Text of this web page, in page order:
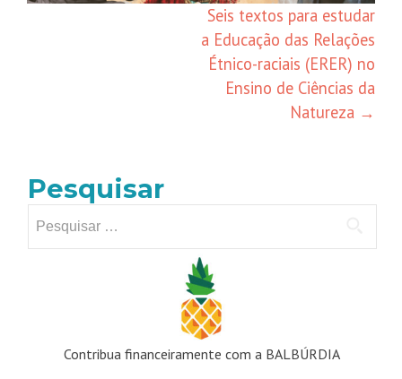
Seis textos para estudar
a Educação das Relações
Étnico-raciais (ERER) no
Ensino de Ciências da
Natureza →
Pesquisar
por:
Contribua financeiramente com a BALBÚRDIA